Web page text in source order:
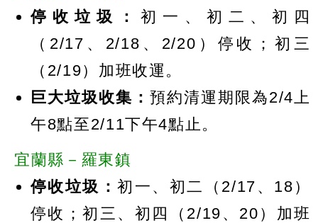
停收垃圾： 初一、初二、初四
（2/17、2/18、2/20）停收；初三
（2/19）加班收運。
巨大垃圾收集：預約清運期限為2/4上
午8點至2/11下午4點止。
宜蘭縣－羅東鎮
停收垃圾：初一、初二（2/17、18）
停收；初三、初四（2/19、20）加班